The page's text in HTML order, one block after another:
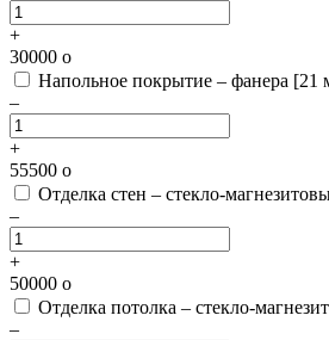
+
30000 o
Напольное покрытие – фанера [21
–
+
55500 o
Отделка стен – стекло-
–
+
50000 o
Отделка потолка – стекло-
–